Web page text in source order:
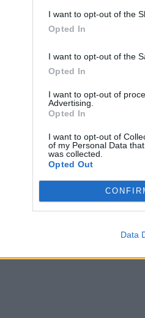
I want to opt-out of the
Opted In
I want to opt-out of the
Opted In
I want to opt-out of
Advertising.
Opted In
I want to opt-out of
of my Personal Data
was collected.
Opted Out
Data